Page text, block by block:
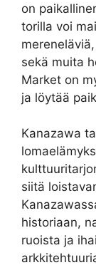
on
torilla voi
sekä muita
Market on
ja löytää
Kanazawa
siitä
historiaan,
ruoista ja